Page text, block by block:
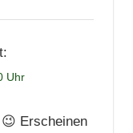
Uhr
Erscheinen